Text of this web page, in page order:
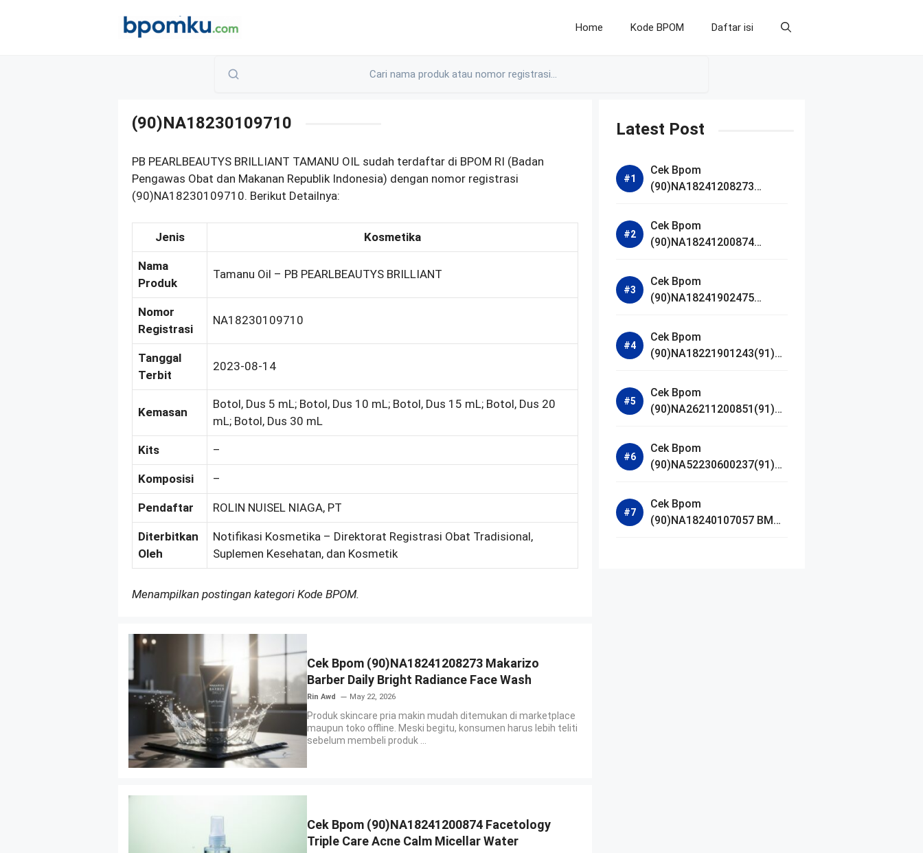
Home Kode BPOM Daftar isi
(90)NA18230109710
PB PEARLBEAUTYS BRILLIANT TAMANU OIL sudah terdaftar di BPOM RI (Badan
Pengawas Obat dan Makanan Republik Indonesia) dengan nomor registrasi
(90)NA18230109710. Berikut Detailnya:
Jenis Kosmetika
Nama
Produk
Tamanu Oil – PB PEARLBEAUTYS BRILLIANT
Nomor
Registrasi
NA18230109710
Tanggal
Terbit
2023-08-14
Kemasan
Botol, Dus 5 mL; Botol, Dus 10 mL; Botol, Dus 15 mL; Botol, Dus 20
mL; Botol, Dus 30 mL
Kits –
Komposisi –
Pendaftar ROLIN NUISEL NIAGA, PT
Diterbitkan
Oleh
Notifikasi Kosmetika – Direktorat Registrasi Obat Tradisional,
Suplemen Kesehatan, dan Kosmetik
Menampilkan postingan kategori Kode BPOM.
Cek Bpom (90)NA18241208273 Makarizo
Barber Daily Bright Radiance Face Wash
Rin Awd May 22, 2026
Produk skincare pria makin mudah ditemukan di marketplace
maupun toko offline. Meski begitu, konsumen harus lebih teliti
sebelum membeli produk ...
Cek Bpom (90)NA18241200874 Facetology
Triple Care Acne Calm Micellar Water
Latest Post
Cek Bpom
(90)NA18241208273
Bright Radiance Face
Wash
Cek Bpom
(90)NA18241200874
Acne Calm Micellar Water
Cek Bpom
(90)NA18241902475
Cek Bpom
(90)NA18221901243(91)25
Serum
Cek Bpom
(90)NA26211200851(91)24
Madagascar Centella
Ampoule Foam
Cek Bpom
(90)NA52230600237(91)09
De Parfum
Cek Bpom
(90)NA18240107057 BMG